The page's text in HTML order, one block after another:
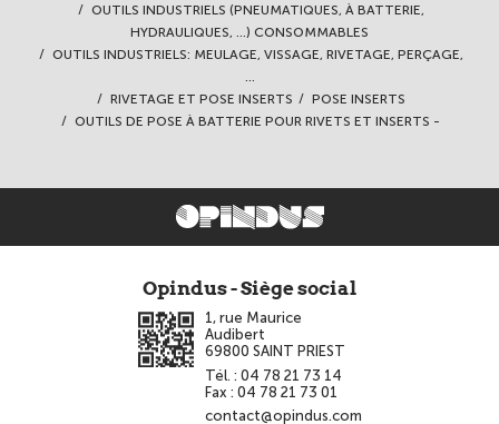
OUTILS INDUSTRIELS (PNEUMATIQUES, À BATTERIE,
HYDRAULIQUES, ...) CONSOMMABLES
OUTILS INDUSTRIELS: MEULAGE, VISSAGE, RIVETAGE, PERÇAGE,
...
RIVETAGE ET POSE INSERTS
POSE INSERTS
OUTILS DE POSE À BATTERIE POUR RIVETS ET INSERTS -
Opindus - Siège social
1, rue Maurice
Audibert
69800 SAINT PRIEST
Tél. : 04 78 21 73 14
Fax : 04 78 21 73 01
contact@opindus.com